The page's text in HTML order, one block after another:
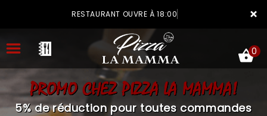
×
RESTAURANT OUVRE À 18:00
0
PROMO CHEZ PIZZA LA MAMMA!
5% de réduction pour toutes commandes